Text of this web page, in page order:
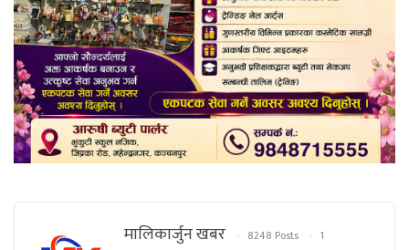
मालिकार्जुन खबर 8248 Posts
1